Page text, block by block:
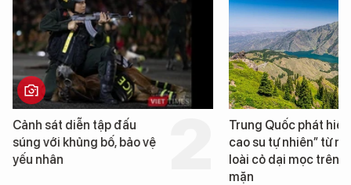
sát diễn tập đấu
với khủng bố, bảo vệ
nhân
Trung Quốc phát hiện
cao su tự nhiên” từ một
loài cỏ dại mọc trên đất
mặn